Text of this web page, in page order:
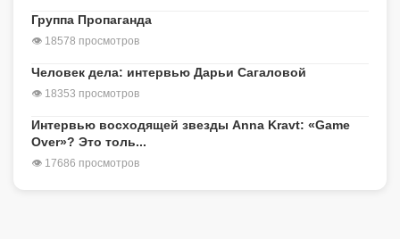
Группа Пропаганда
👁 18578 просмотров
Человек дела: интервью Дарьи Сагаловой
👁 18353 просмотров
Интервью восходящей звезды Anna Kravt: «Game
Over»? Это толь...
👁 17686 просмотров